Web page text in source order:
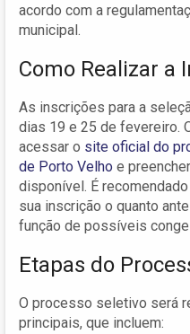
acordo com a
municipal.
Como Realizar a
As inscrições para a
dias 19 e 25 de fevereiro.
acessar o site oficial do
de Porto Velho e
disponível. É
sua inscrição o quanto
função de possíveis
Etapas do
O processo seletivo será
principais, que incluem: